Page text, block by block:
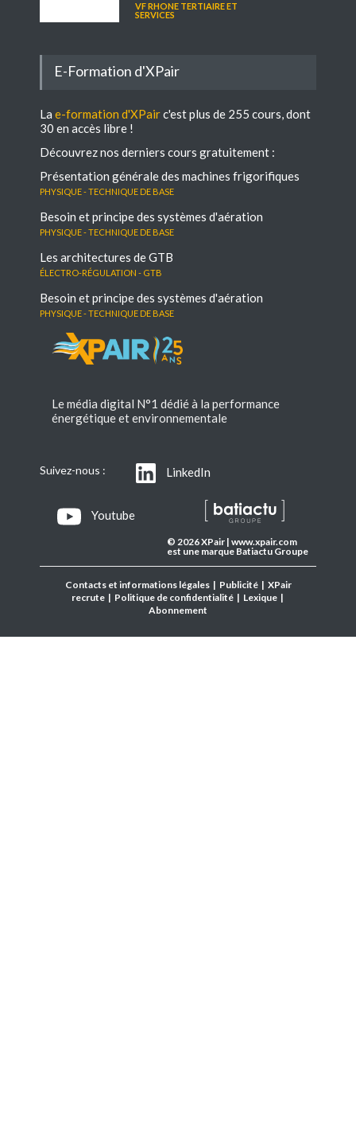
VF RHONE TERTIAIRE ET
SERVICES
E-Formation d'XPair
La e-formation d'XPairc'est plus de 255 cours, dont
30 en accès libre !
Découvrez nos derniers cours gratuitement :
Présentation générale des machines frigorifiques
Physique - Technique de base
Besoin et principe des systèmes d'aération
Physique - Technique de base
Les architectures de GTB
électro-régulation - GTB
Besoin et principe des systèmes d'aération
Physique - Technique de base
Le média digital N°1 dédié à la performance
énergétique et environnementale
Suivez-nous : LinkedIn
Youtube
© 2026 XPair | www.xpair.com
est une marque Batiactu Groupe
Contacts et informations légales| Publicité| XPair
recrute| Politique de confidentialité| Lexique|
Abonnement